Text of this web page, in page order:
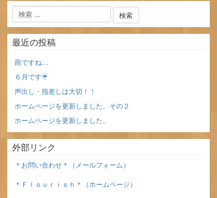
最近の投稿
雨ですね…
６月です☔
声出し・指差しは大切！！
ホームページを更新しました。その２
ホームページを更新しました。
外部リンク
＊お問い合わせ＊（メールフォーム）
＊Ｆｌｏｕｒｉｓｈ＊（ホームページ）